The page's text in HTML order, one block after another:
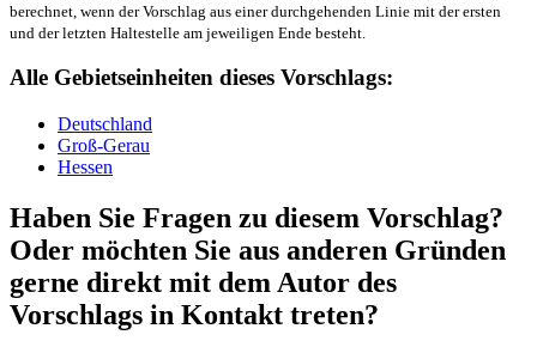
berechnet, wenn der Vorschlag aus einer durchgehenden Linie mit der ersten
und der letzten Haltestelle am jeweiligen Ende besteht.
Alle Gebietseinheiten dieses Vorschlags:
Deutschland
Groß-Gerau
Hessen
Haben Sie Fragen zu diesem Vorschlag?
Oder möchten Sie aus anderen Gründen
gerne direkt mit dem Autor des
Vorschlags in Kontakt treten?